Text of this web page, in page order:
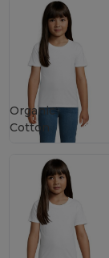
Organic
Cotton